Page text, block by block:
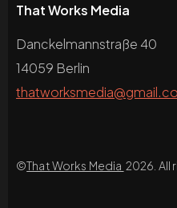
That Works Media
Danckelmannstraße 40
14059 Berlin
©That Works Media 2026. All